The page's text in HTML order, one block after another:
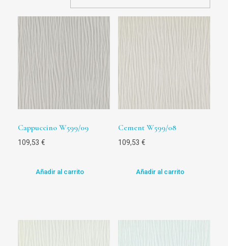
Cappuccino W599/09
109,53 €
Añadir al carrito
Cement W599/08
109,53 €
Añadir al carrito